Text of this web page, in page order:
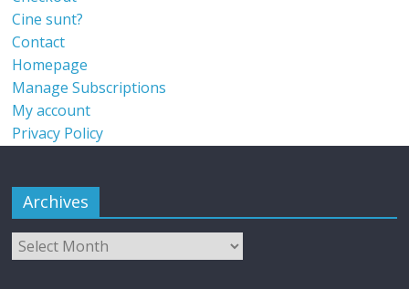
Cine sunt?
Contact
Homepage
Manage Subscriptions
My account
Privacy Policy
Archives